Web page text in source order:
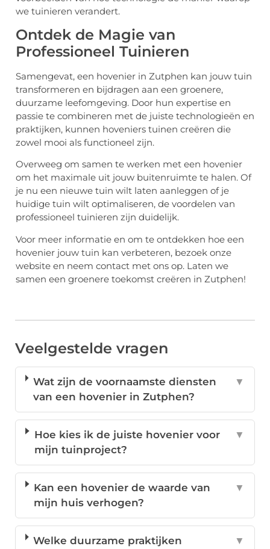
we tuinieren verandert.
Ontdek de Magie van
Professioneel Tuinieren
Samengevat, een hovenier in Zutphen kan jouw tuin
transformeren en bijdragen aan een groenere,
duurzame leefomgeving. Door hun expertise en
passie te combineren met de juiste technologieën en
praktijken, kunnen hoveniers tuinen creëren die
zowel mooi als functioneel zijn.
Overweeg om samen te werken met een hovenier
om het maximale uit jouw buitenruimte te halen. Of
je nu een nieuwe tuin wilt laten aanleggen of je
huidige tuin wilt optimaliseren, de voordelen van
professioneel tuinieren zijn duidelijk.
Voor meer informatie en om te ontdekken hoe een
hovenier jouw tuin kan verbeteren, bezoek onze
website en neem contact met ons op. Laten we
samen een groenere toekomst creëren in Zutphen!
Veelgestelde vragen
Wat zijn de voornaamste diensten
van een hovenier in Zutphen?
▼
Hoe kies ik de juiste hovenier voor
mijn tuinproject?
▼
Kan een hovenier de waarde van
mijn huis verhogen?
▼
Welke duurzame praktijken
▼